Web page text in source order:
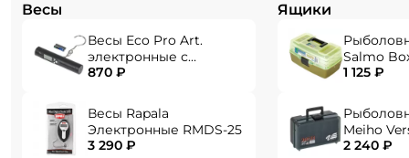
Весы
Весы Eco Pro Art.
электронные с
фонарем EPHN-40
870 ₽
Весы Rapala
Электронные RMDS-25
3 290 ₽
Ящики
Salmo
1 125 ₽
Meiho
2 240 ₽
Создать аккаунт